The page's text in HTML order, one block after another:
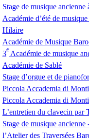
Stage de musique ancienne
Académie d’été de
Hilaire
Académie de Musique
3
e
Académie de musique
Académie de Sablé
Stage d’orgue et de
Piccola Accademia di
Piccola Accademia di
L’entretien du clavecin par
Stage de musique
l’Atelier des Traversées